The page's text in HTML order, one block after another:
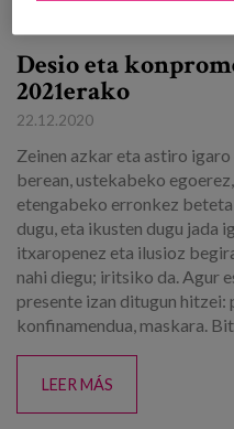
Desio eta
2021erako
22.12.2020
Zeinen azkar eta astiro
berean, ustekabeko
etengabeko erronkez
dugu, eta ikusten dugu jada
itxaropenez eta ilusioz
nahi diegu; iritsiko da. Agur
presente izan ditugun hitzei:
konfinamendua, maskara.
LEER MÁS